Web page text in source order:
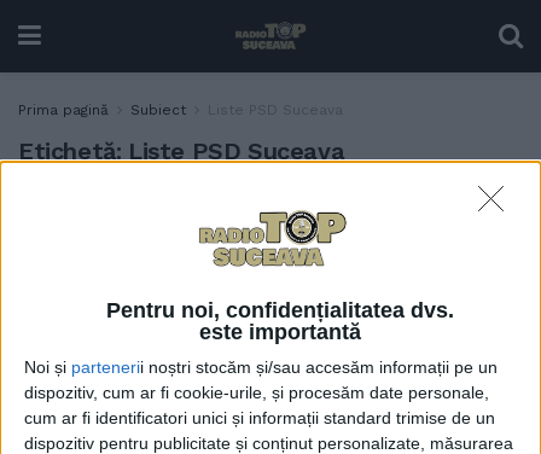
Pentru noi, confidențialitatea dvs.
este importantă
Noi și partenerii noștri stocăm și/sau accesăm informații pe un
dispozitiv, cum ar fi cookie-urile, și procesăm date personale,
cum ar fi identificatori unici și informații standard trimise de un
dispozitiv pentru publicitate și conținut personalizate, măsurarea
Prima pagină Subiect Liste PSD Suceava
Etichetă: Liste PSD Suceava
Listele PSD Suceava pentru
parlamentare: Ioan Stan și
Cristian Șologon, pe
Eugen Bejinariu, Mirela
Adomnicăi, Larisa Blanari și
Petru Crăciun, pe primele
locuri la Deputați
20 SEPTEMBRIE, 2024